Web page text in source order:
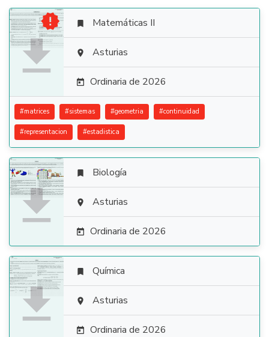

  Matemáticas II
 Asturias
 Ordinaria de 2026
#matrices #sistemas #geometria #continuidad
#representacion #estadistica

 Biología
 Asturias
 Ordinaria de 2026

 Química
 Asturias
 Ordinaria de 2026